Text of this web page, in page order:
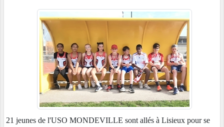
21 jeunes de l'USO MONDEVILLE sont allés à Lisieux pour se